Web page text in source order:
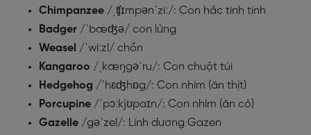
Chimpanzee /ˌʧɪmpənˈziː/: Con hắc tinh tinh
Badger /ˈbæʤə/ con lửng
Weasel /ˈwiːzl/ chồn
Kangaroo /ˌkæŋgəˈru/: Con chuột túi
Hedgehog /ˈhɛʤhɒg/: Con nhím (ăn thịt)
Porcupine /ˈpɔːkjʊpaɪn/: Con nhím (ăn cỏ)
Gazelle /gəˈzel/: Linh dương Gazen